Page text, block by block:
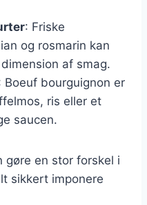
: Friske
og rosmarin kan
af smag.
Boeuf bourguignon er
ris eller et
saucen.
gøre en stor forskel i
sikkert imponere